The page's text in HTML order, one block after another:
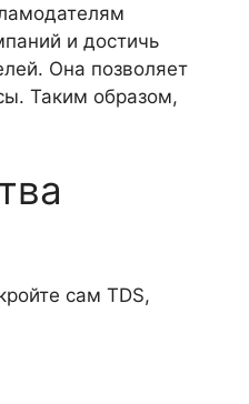
и достичь
Она позволяет
Таким образом,
сам TDS,